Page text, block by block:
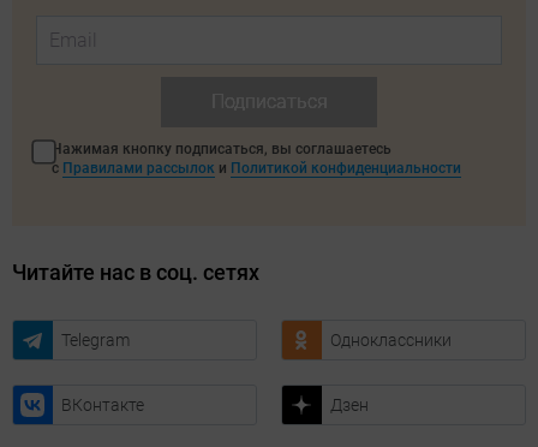
Нажимая кнопку подписаться, вы соглашаетесь
с Правилами рассылок и Политикой конфиденциальности
Читайте нас в соц. сетях
Telegram Одноклассники
ВКонтакте Дзен